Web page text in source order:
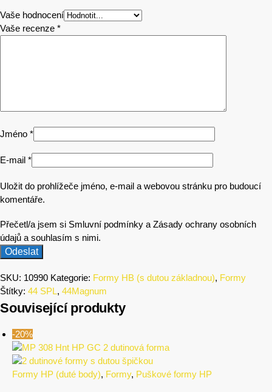
Vaše hodnocení
Vaše recenze *
Jméno *
E-mail *
Uložit do prohlížeče jméno, e-mail a webovou stránku pro budoucí
komentáře.
Přečetl/a jsem si Smluvní podmínky a Zásady ochrany osobních
údajů a souhlasím s nimi.
SKU: 10990 Kategorie: Formy HB (s dutou základnou), Formy
Štítky: 44 SPL, 44Magnum
Související produkty
-20%
Formy HP (duté body), Formy, Puškové formy HP